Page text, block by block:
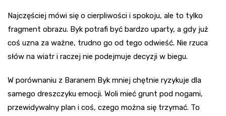
Najczęściej mówi się o cierpliwości i spokoju, ale to tylko
fragment obrazu. Byk potrafi być bardzo uparty, a gdy już
coś uzna za ważne, trudno go od tego odwieść. Nie rzuca
słów na wiatr i raczej nie podejmuje decyzji w biegu.
W porównaniu z Baranem Byk mniej chętnie ryzykuje dla
samego dreszczyku emocji. Woli mieć grunt pod nogami,
przewidywalny plan i coś, czego można się trzymać. To